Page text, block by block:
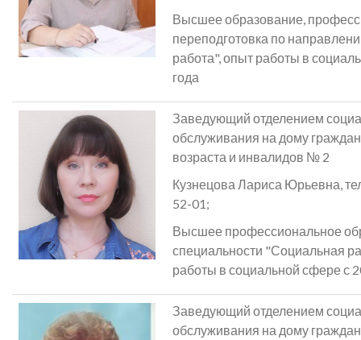
Высшее образование,
переподготовка по
работа", опыт работы в
года
Заведующий отделением
обслуживания на дому
возраста и инвалидов № 2
Кузнецова Лариса Юрьевна,
52-01;
Высшее профессиональное
специальности "Социальная
работы в социальной сфере с
Заведующий отделением
обслуживания на дому